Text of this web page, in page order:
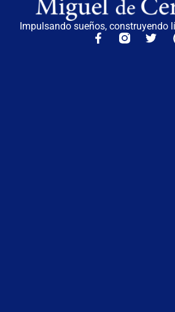
Impulsando sueños, construyendo